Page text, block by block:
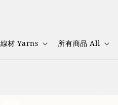
線材 Yarns 所有商品 All